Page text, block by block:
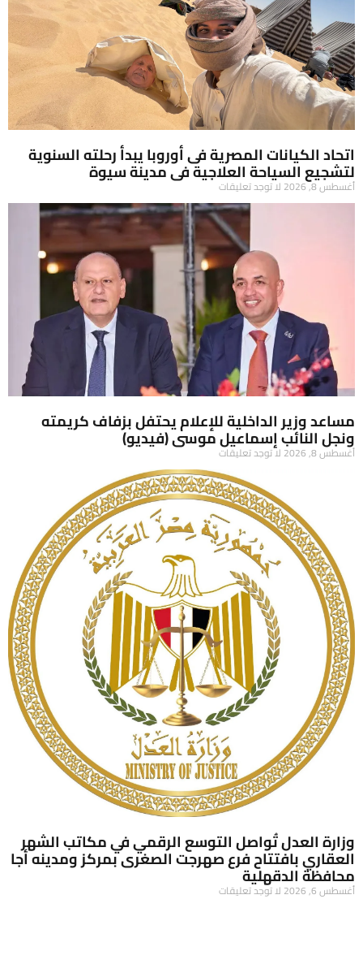
اتحاد الكيانات المصرية فى أوروبا يبدأ رحلته السنوية
لتشجيع السياحة العلاجية فى مدينة سيوة
أغسطس 8, 2026 لا توجد تعليقات
مساعد وزير الداخلية للإعلام يحتفل بزفاف كريمته
ونجل النائب إسماعيل موسى (فيديو)
أغسطس 8, 2026 لا توجد تعليقات
وزارة العدل تُواصل التوسع الرقمي في مكاتب الشهر
العقاري بافتتاح فرع صهرجت الصغرى بمركز ومدينه أجا
محافظة الدقهلية
أغسطس 6, 2026 لا توجد تعليقات